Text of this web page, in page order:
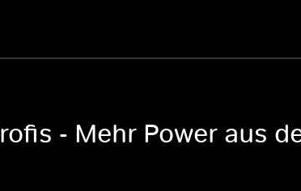
- Mehr Power aus